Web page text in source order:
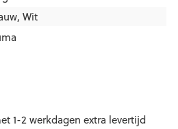
1-2 werkdagen extra levertijd
, Wit